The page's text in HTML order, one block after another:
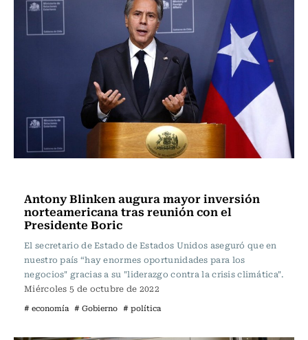
Antony Blinken augura mayor inversión
norteamericana tras reunión con el
Presidente Boric
El secretario de Estado de Estados Unidos aseguró que en
nuestro país “hay enormes oportunidades para los
negocios" gracias a su "liderazgo contra la crisis climática".
Miércoles 5 de octubre de 2022
# economía # Gobierno # política